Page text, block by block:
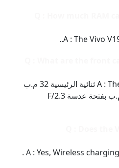
A : The Vivo
A : The Vivo V19 front camera is ثنائية الرئيسية 32 م.ب
بفتحة عدسة F/2.1 والثانية 8 م.ب بفتحة عدسة F/2.3
A : Yes, Wireless